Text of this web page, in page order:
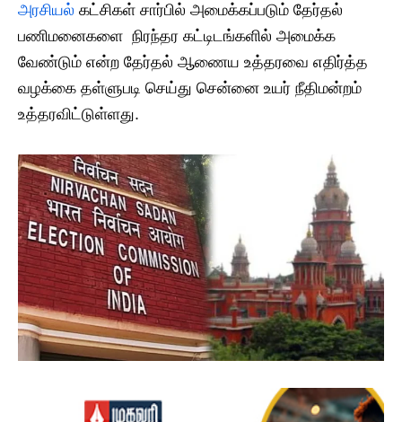
அரசியல் கட்சிகள் சார்பில் அமைக்கப்படும் தேர்தல்
பணிமனைகளை நிரந்தர கட்டிடங்களில் அமைக்க
வேண்டும் என்ற தேர்தல் ஆணைய உத்தரவை எதிர்த்த
வழக்கை தள்ளுபடி செய்து சென்னை உயர் நீதிமன்றம்
உத்தரவிட்டுள்ளது.